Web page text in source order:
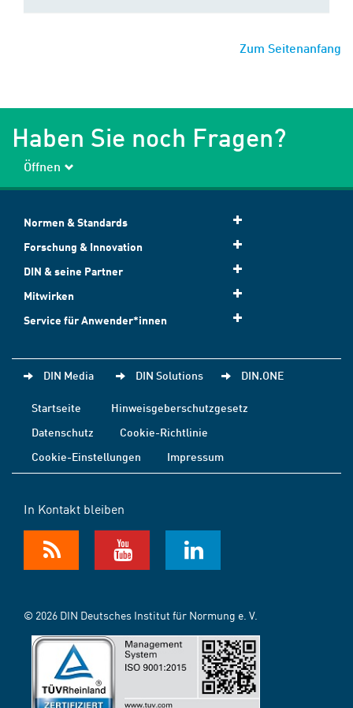
Zum Seitenanfang
Haben Sie noch Fragen?
Öffnen
Normen & Standards
Forschung & Innovation
DIN & seine Partner
Mitwirken
Service für Anwender*innen
DIN Media DIN Solutions DIN.ONE
Startseite
Hinweisgeberschutzgesetz
Datenschutz
Cookie-Richtlinie
Cookie-Einstellungen
Impressum
In Kontakt bleiben
© 2026 DIN Deutsches Institut für Normung e. V.